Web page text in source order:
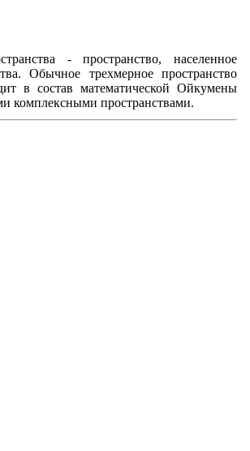
- пространство, населенное
Обычное трехмерное пространство
в состав математической Ойкумены
комплексными пространствами.